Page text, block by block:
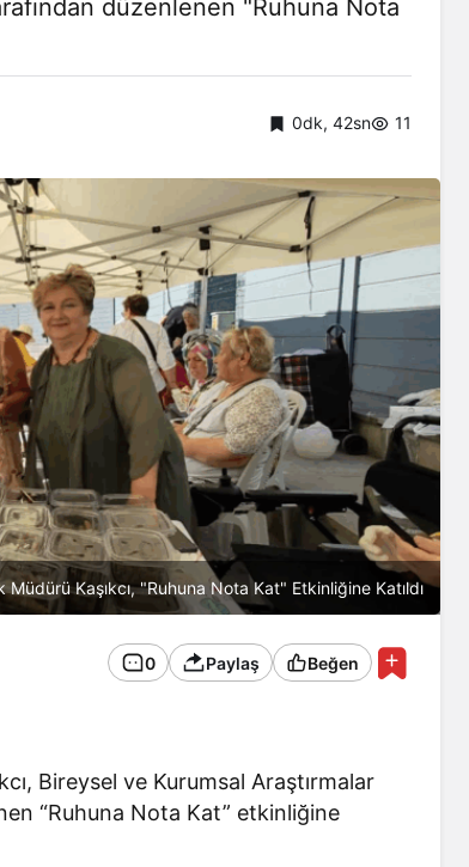
düzenlenen "Ruhuna Nota
0dk, 42sn 11
Müdürü Kaşıkcı, "Ruhuna Nota Kat" Etkinliğine Katıldı
0 Paylaş Beğen
Bireysel ve Kurumsal Araştırmalar
“Ruhuna Nota Kat” etkinliğine